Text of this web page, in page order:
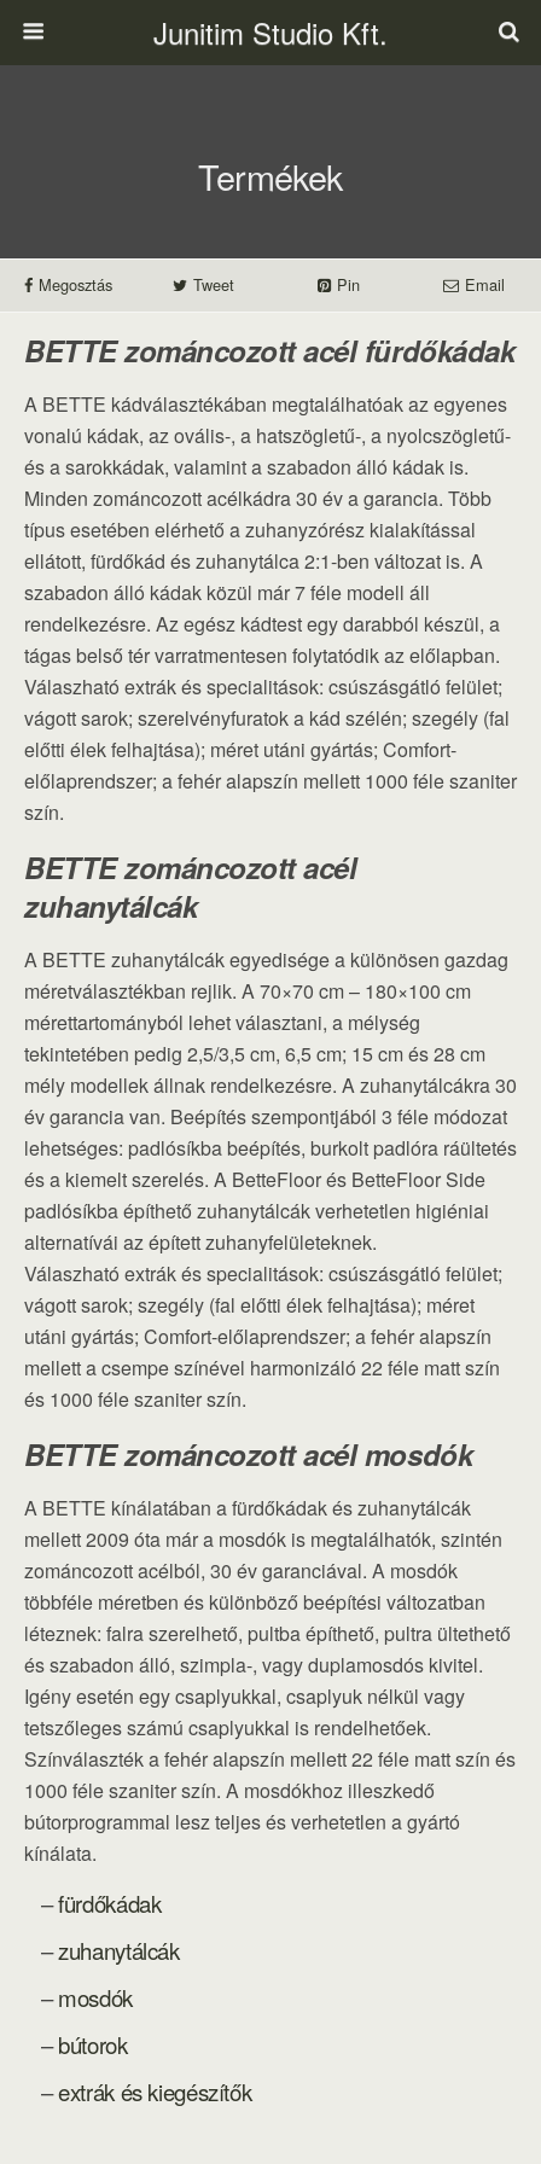
Junitim Studio Kft.
Termékek
Megosztás Tweet Pin Email
BETTE zománcozott acél fürdőkádak
A BETTE kádválasztékában megtalálhatóak az egyenes
vonalú kádak, az ovális-, a hatszögletű-, a nyolcszögletű-
és a sarokkádak, valamint a szabadon álló kádak is.
Minden zománcozott acélkádra 30 év a garancia. Több
típus esetében elérhető a zuhanyzórész kialakítással
ellátott, fürdőkád és zuhanytálca 2:1-ben változat is. A
szabadon álló kádak közül már 7 féle modell áll
rendelkezésre. Az egész kádtest egy darabból készül, a
tágas belső tér varratmentesen folytatódik az előlapban.
Válaszható extrák és specialitások: csúszásgátló felület;
vágott sarok; szerelvényfuratok a kád szélén; szegély (fal
előtti élek felhajtása); méret utáni gyártás; Comfort-
előlaprendszer; a fehér alapszín mellett 1000 féle szaniter
szín.
BETTE zománcozott acél
zuhanytálcák
A BETTE zuhanytálcák egyedisége a különösen gazdag
méretválasztékban rejlik. A 70×70 cm – 180×100 cm
mérettartományból lehet választani, a mélység
tekintetében pedig 2,5/3,5 cm, 6,5 cm; 15 cm és 28 cm
mély modellek állnak rendelkezésre. A zuhanytálcákra 30
év garancia van. Beépítés szempontjából 3 féle módozat
lehetséges: padlósíkba beépítés, burkolt padlóra ráültetés
és a kiemelt szerelés. A BetteFloor és BetteFloor Side
padlósíkba építhető zuhanytálcák verhetetlen higiéniai
alternatívái az épített zuhanyfelületeknek.
Válaszható extrák és specialitások: csúszásgátló felület;
vágott sarok; szegély (fal előtti élek felhajtása); méret
utáni gyártás; Comfort-előlaprendszer; a fehér alapszín
mellett a csempe színével harmonizáló 22 féle matt szín
és 1000 féle szaniter szín.
BETTE zománcozott acél mosdók
A BETTE kínálatában a fürdőkádak és zuhanytálcák
mellett 2009 óta már a mosdók is megtalálhatók, szintén
zománcozott acélból, 30 év garanciával. A mosdók
többféle méretben és különböző beépítési változatban
léteznek: falra szerelhető, pultba építhető, pultra ültethető
és szabadon álló, szimpla-, vagy duplamosdós kivitel.
Igény esetén egy csaplyukkal, csaplyuk nélkül vagy
tetszőleges számú csaplyukkal is rendelhetőek.
Színválaszték a fehér alapszín mellett 22 féle matt szín és
1000 féle szaniter szín. A mosdókhoz illeszkedő
bútorprogrammal lesz teljes és verhetetlen a gyártó
kínálata.
–fürdőkádak
–zuhanytálcák
–mosdók
–bútorok
–extrák és kiegészítők